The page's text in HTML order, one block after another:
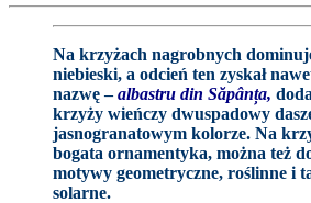
Na krzyżach nagrobnych
niebieski, a odcień ten zyskał
nazwę – albastru din Săpânța,
krzyży wieńczy dwuspadowy
jasnogranatowym kolorze. Na
bogata ornamentyka, można też
motywy geometryczne, roślinne i
solarne.